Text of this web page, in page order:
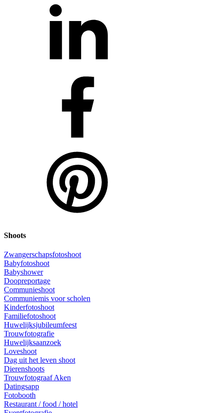
Shoots
Zwangerschapsfotoshoot
Babyfotoshoot
Babyshower
Doopreportage
Communieshoot
Communiemis voor scholen
Kinderfotoshoot
Familiefotoshoot
Huwelijksjubileumfeest
Trouwfotografie
Huwelijksaanzoek
Loveshoot
Dag uit het leven shoot
Dierenshoots
Trouwfotograaf Aken
Datingsapp
Fotobooth
Restaurant / food / hotel